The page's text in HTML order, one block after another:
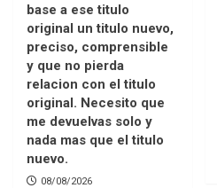
base a ese titulo
original un titulo nuevo,
preciso, comprensible
y que no pierda
relacion con el titulo
original. Necesito que
me devuelvas solo y
nada mas que el titulo
nuevo.
08/08/2026